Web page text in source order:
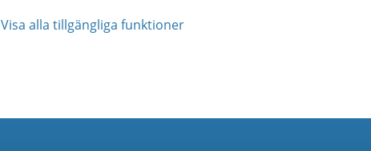
Visa alla tillgängliga funktioner